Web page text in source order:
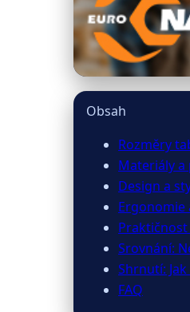
27. 3. 2026· 10 min
Obsah
Rozměry
Materiály a
Design a
Ergonomie
Srovnání:
Shrnutí:
FAQ